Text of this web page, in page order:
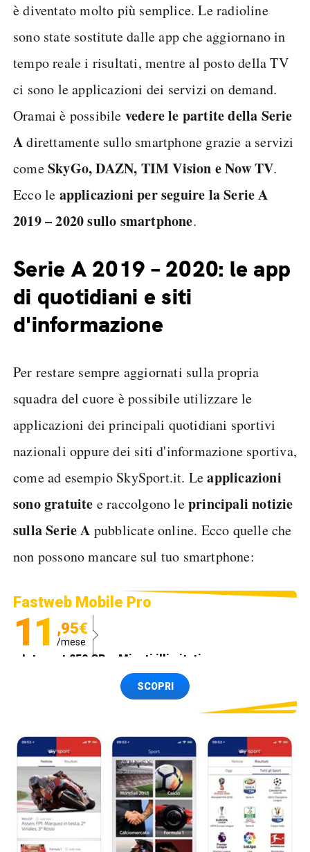
è diventato molto più semplice. Le radioline
sono state sostitute dalle app che aggiornano in
tempo reale i risultati, mentre al posto della TV
ci sono le applicazioni dei servizi on demand.
Oramai è possibile vedere le partite della Serie
Adirettamente sullo smartphone grazie a servizi
comeSkyGo, DAZN, TIM Vision e Now TV.
Ecco le applicazioni per seguire la Serie A
2019 – 2020 sullo smartphone.
Serie A 2019 – 2020: le app
di quotidiani e siti
d'informazione
Per restare sempre aggiornati sulla propria
squadra del cuore è possibile utilizzare le
applicazioni dei principali quotidiani sportivi
nazionali oppure dei siti d'informazione sportiva,
come ad esempio SkySport.it. Leapplicazioni
sono gratuite e raccolgono leprincipali notizie
sulla Serie A pubblicate online. Ecco quelle che
non possono mancare sul tuo smartphone:
Fastweb Mobile Pro
11 ,95€
/mese
Internet 250 GB e Minuti illimitati
Spedizione SIM GRATISSCOPRI